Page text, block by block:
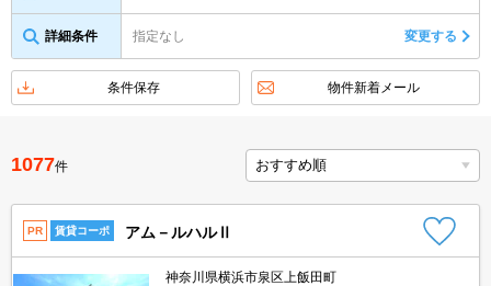
不動産会社から
詳細条件 指定なし 変更する
条件保存 物件新着メール
1077件
PR 賃貸コーポ アム－ルハルⅡ
神奈川県横浜市泉区上飯田町